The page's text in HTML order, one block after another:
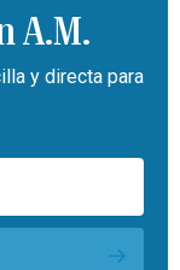
A.M.
y directa para